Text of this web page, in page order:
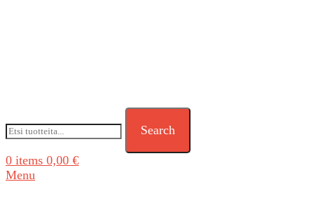
Search
0 items 0,00 €
Menu